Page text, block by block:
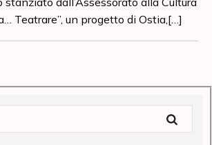
Teatrare”, un progetto di Ostia,[…]